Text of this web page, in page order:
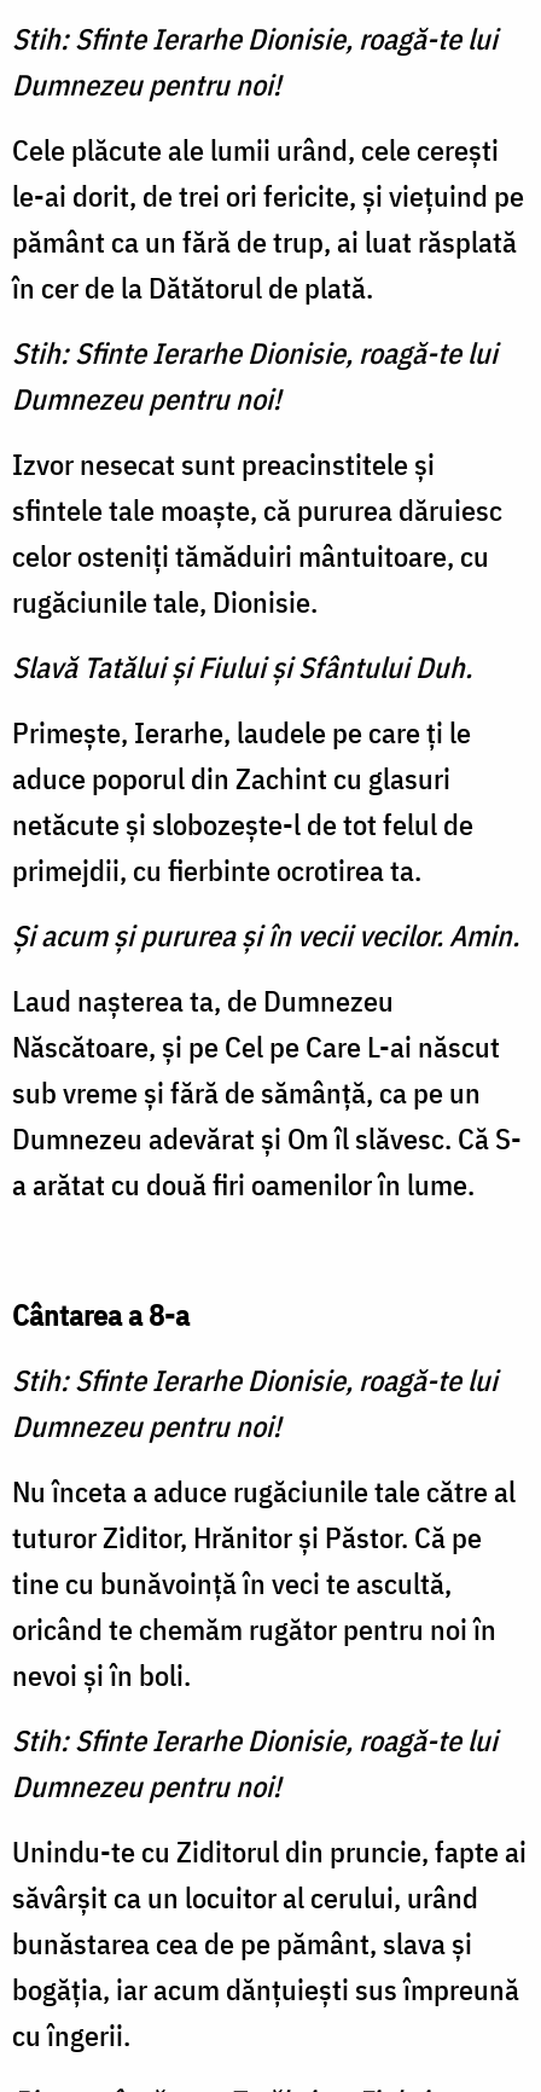
Stih: Sfinte Ierarhe Dionisie, roagă-te lui
Dumnezeu pentru noi!
Cele plăcute ale lumii urând, cele cerești
le-ai dorit, de trei ori fericite, și viețuind pe
pământ ca un fără de trup, ai luat răsplată
în cer de la Dătătorul de plată.
Stih: Sfinte Ierarhe Dionisie, roagă-te lui
Dumnezeu pentru noi!
Izvor nesecat sunt preacinstitele și
sfintele tale moaște, că pururea dăruiesc
celor osteniți tămăduiri mântuitoare, cu
rugăciunile tale, Dionisie.
Slavă Tatălui şi Fiului şi Sfântului Duh.
Primește, Ierarhe, laudele pe care ți le
aduce poporul din Zachint cu glasuri
netăcute și slobozeşte-l de tot felul de
primejdii, cu fierbinte ocrotirea ta.
Şi acum şi pururea şi în vecii vecilor. Amin.
Laud nașterea ta, de Dumnezeu
Născătoare, și pe Cel pe Care L-ai născut
sub vreme și fără de sămânță, ca pe un
Dumnezeu adevărat și Om îl slăvesc. Că S-
a arătat cu două firi oamenilor în lume.
Cântarea a 8-a
Stih: Sfinte Ierarhe Dionisie, roagă-te lui
Dumnezeu pentru noi!
Nu înceta a aduce rugăciunile tale către al
tuturor Ziditor, Hrănitor și Păstor. Că pe
tine cu bunăvoință în veci te ascultă,
oricând te chemăm rugător pentru noi în
nevoi și în boli.
Stih: Sfinte Ierarhe Dionisie, roagă-te lui
Dumnezeu pentru noi!
Unindu-te cu Ziditorul din pruncie, fapte ai
săvârșit ca un locuitor al cerului, urând
bunăstarea cea de pe pământ, slava și
bogăția, iar acum dănțuiești sus împreună
cu îngerii.